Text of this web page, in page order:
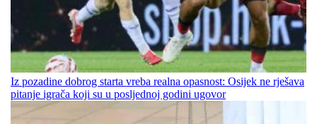
Iz pozadine dobrog starta vreba realna opasnost: Osijek ne rješava
pitanje igrača koji su u posljednoj godini ugovor